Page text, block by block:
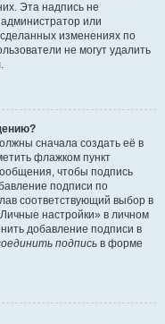
Эта надпись не
или
изменениях по
не могут удалить
сначала создать её в
флажком пункт
чтобы подпись
подписи по
соответствующий выбор в
настройки» в личном
добавление подписи в
подпись в форме